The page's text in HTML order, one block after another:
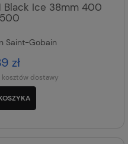
Black Ice 38mm 400
Saint-Gobain
zł
kosztów dostawy